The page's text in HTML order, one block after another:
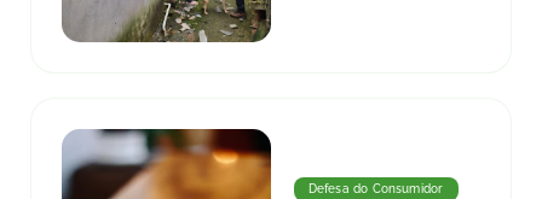
Defesa do Consumidor